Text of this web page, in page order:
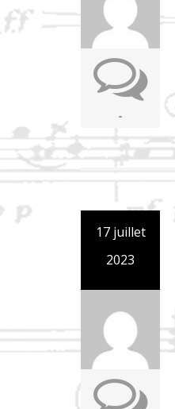
-
17 juillet
2023